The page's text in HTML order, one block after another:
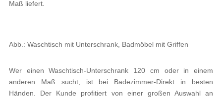
Maß liefert.
Abb.: Waschtisch mit Unterschrank, Badmöbel mit Griffen
Wer einen Waschtisch-Unterschrank 120 cm oder in einem
anderen Maß sucht, ist bei Badezimmer-Direkt in besten
Händen. Der Kunde profitiert von einer großen Auswahl an